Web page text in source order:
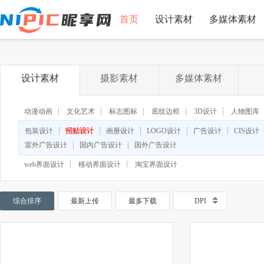
首页 设计素材 多媒体素材
设计素材 摄影素材 多媒体素材
动漫动画 文化艺术 标志图标 底纹边框 3D设计 人物图库
包装设计 招贴设计 画册设计 LOGO设计 广告设计
CIS设计
室外广告设计
国内广告设计 国外广告设计
web界面设计 移动界面设计 淘宝界面设计
综合排序 最新上传 最多下载 DPI